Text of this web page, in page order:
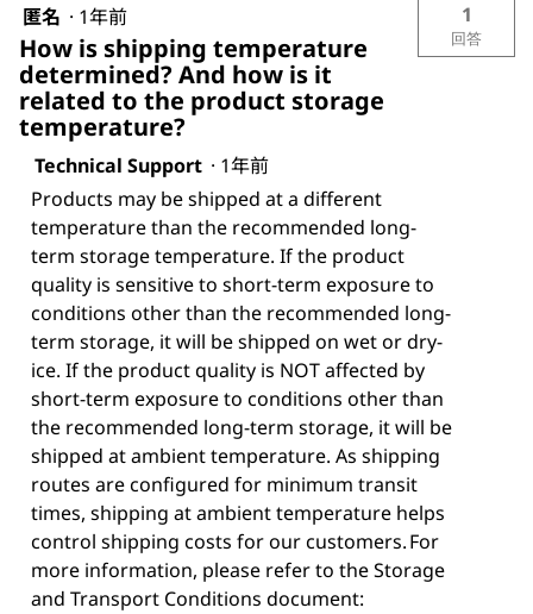
匿名 · 1年前
How is shipping temperature
determined? And how is it
related to the product storage
temperature?
1
回答
Technical Support · 1年前
Products may be shipped at a different
temperature than the recommended long-
term storage temperature. If the product
quality is sensitive to short-term exposure to
conditions other than the recommended long-
term storage, it will be shipped on wet or dry-
ice. If the product quality is NOT affected by
short-term exposure to conditions other than
the recommended long-term storage, it will be
shipped at ambient temperature. As shipping
routes are configured for minimum transit
times, shipping at ambient temperature helps
control shipping costs for our customers. For
more information, please refer to the Storage
and Transport Conditions document: